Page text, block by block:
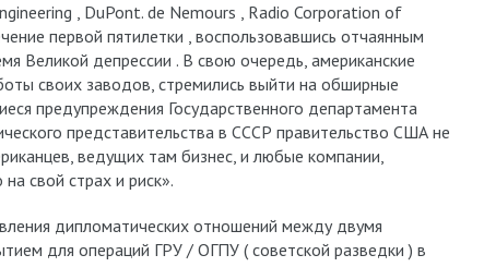
, DuPont. de Nemours , Radio Corporation of
первой пятилетки , воспользовавшись отчаянным
Великой депрессии . В свою очередь, американские
своих заводов, стремились выйти на обширные
предупреждения Государственного департамента
представительства в СССР правительство США не
ведущих там бизнес, и любые компании,
свой страх и риск».
дипломатических отношений между двумя
для операций ГРУ / ОГПУ ( советской разведки ) в